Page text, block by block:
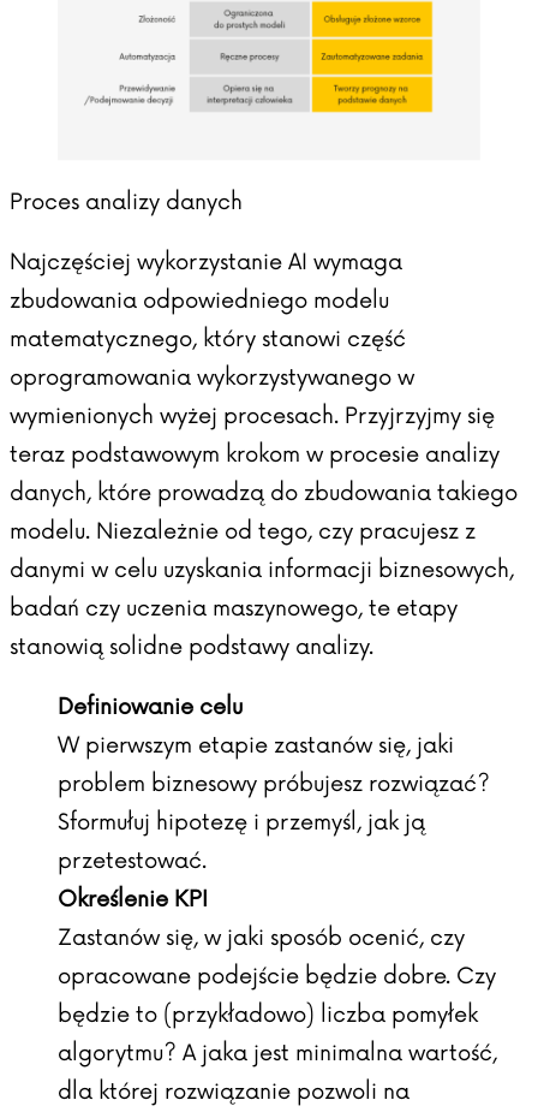
Proces analizy danych
Najczęściej wykorzystanie AI wymaga
zbudowania odpowiedniego modelu
matematycznego, który stanowi część
oprogramowania wykorzystywanego w
wymienionych wyżej procesach. Przyjrzyjmy się
teraz podstawowym krokom w procesie analizy
danych, które prowadzą do zbudowania takiego
modelu. Niezależnie od tego, czy pracujesz z
danymi w celu uzyskania informacji biznesowych,
badań czy uczenia maszynowego, te etapy
stanowią solidne podstawy analizy.
Definiowanie celu
W pierwszym etapie zastanów się, jaki
problem biznesowy próbujesz rozwiązać?
Sformułuj hipotezę i przemyśl, jak ją
przetestować.
Określenie KPI
Zastanów się, w jaki sposób ocenić, czy
opracowane podejście będzie dobre. Czy
będzie to (przykładowo) liczba pomyłek
algorytmu? A jaka jest minimalna wartość,
dla której rozwiązanie pozwoli na